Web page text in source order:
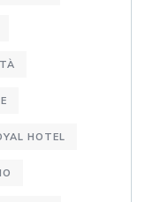
HOTEL